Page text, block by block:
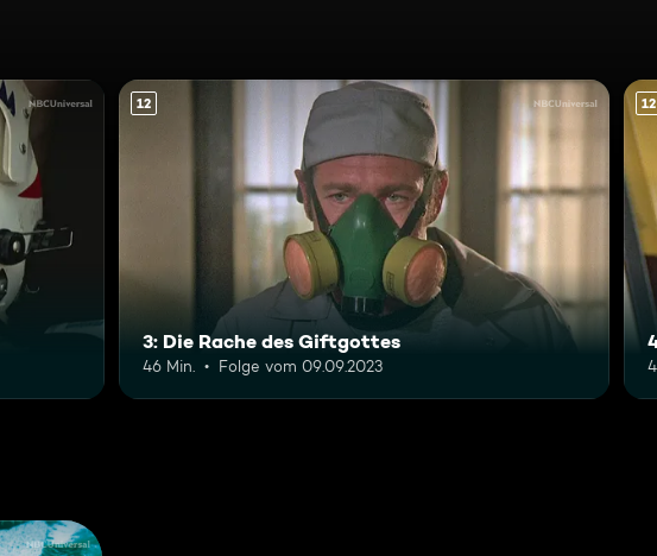
12
3: Die Rache des Giftgottes
46 Min. Folge vom 09.09.2023
12